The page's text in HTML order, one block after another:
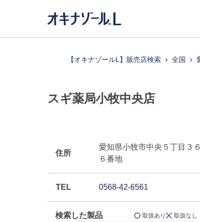
【オキナゾールL】販売店検索 全国
スギ薬局小牧中央店
住所
愛知県小牧市中央５丁目３６
６番地
TEL 0568-42-6561
検索した製品 取扱あり 取扱なし